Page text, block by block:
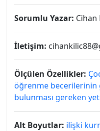
Sorumlu Yazar: Cihan
İletişim:
Ölçülen Özellikler:
öğrenme becerilerinin
bulunması gereken
Alt Boyutlar: ilişki